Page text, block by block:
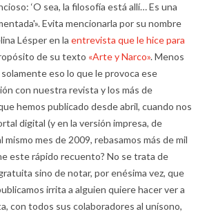
‘O sea, la filosofía está allí… Es una
Evita mencionarla por su nombre
Lésper en la entrevista que le hice para
de su texto «Arte y Narco». Menos
eso lo que le provoca ese
con nuestra revista y los más de
hemos publicado desde abril, cuando nos
digital (y en la versión impresa, de
mismo mes de 2009, rebasamos más de mil
este rápido recuento? No se trata de
sino de notar, por enésima vez, que
irrita a alguien quiere hacer ver a
con todos sus colaboradores al unísono,